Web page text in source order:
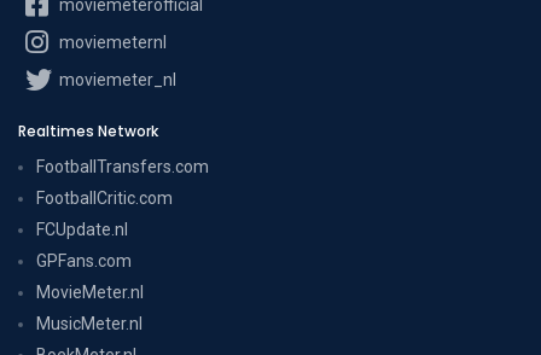
moviemeterofficial
moviemeternl
moviemeter_nl
Realtimes Network
FootballTransfers.com
FootballCritic.com
FCUpdate.nl
GPFans.com
MovieMeter.nl
MusicMeter.nl